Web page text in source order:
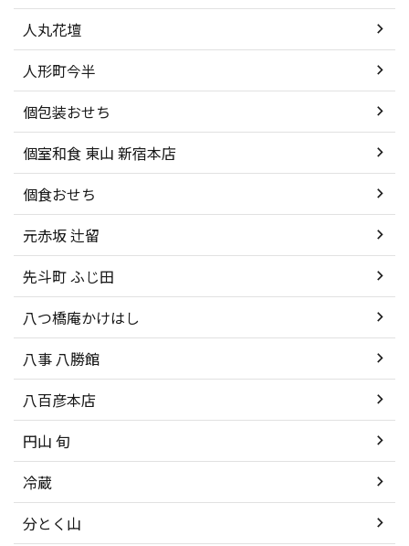
人丸花壇
人形町今半
個包装おせち
個室和食 東山 新宿本店
個食おせち
元赤坂 辻留
先斗町 ふじ田
八つ橋庵かけはし
八事 八勝館
八百彦本店
円山 旬
冷蔵
分とく山